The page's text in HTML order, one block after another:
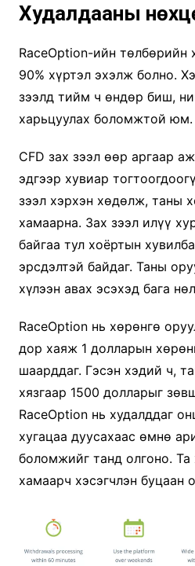
Худалдааны
RaceOption-ийн төлбөрийн
90% хүртэл эхэлж болно.
зээлд тийм ч өндөр биш,
харьцуулах боломжтой юм.
CFD зах зээл өөр аргаар
эдгээр хувиар
зээл хэрхэн хөдөлж, таны
хамаарна. Зах зээл илүү
байгаа тул хоёртын
эрсдэлтэй байдаг. Таны
хүлээн авах эсэхэд бага
RaceOption нь хөрөнгө
дор хаяж 1 долларын
шаарддаг. Гэсэн хэдий ч,
хязгаар 1500 долларыг
RaceOption нь худалддаг
хугацаа дуусахаас өмнө
боломжийг танд олгоно. Та
хамаарч хэсэгчлэн буцаан